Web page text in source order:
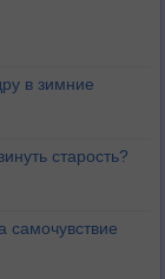
в зимние
старость?
самочувствие